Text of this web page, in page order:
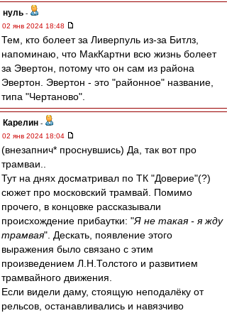
нуль -
02 янв 2024 18:48
Тем, кто болеет за Ливерпуль из-за Битлз,
напоминаю, что МакКартни всю жизнь болеет
за Эвертон, потому что он сам из района
Эвертон. Эвертон - это "районное" название,
типа "Чертаново".
Карелин -
02 янв 2024 18:04
(внезапнич* проснувшись) Да, так вот про
трамваи..
Тут на днях досматривал по ТК "Доверие"(?)
сюжет про московский трамвай. Помимо
прочего, в концовке рассказывали
происхождение прибаутки: "Я не такая - я жду
трамвая". Дескать, появление этого
выражения было связано с этим
произведением Л.Н.Толстого и развитием
трамвайного движения.
Если видели даму, стоящую неподалёку от
рельсов, останавливались и навязчиво